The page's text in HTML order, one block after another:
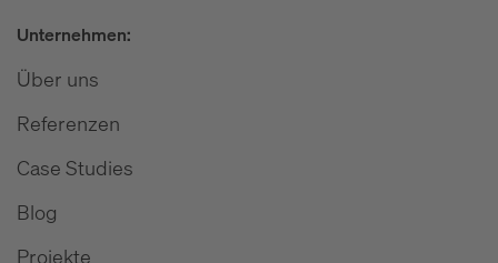
Unternehmen:
Über uns
Referenzen
Case Studies
Blog
Projekte